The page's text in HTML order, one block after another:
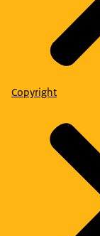
Copyright